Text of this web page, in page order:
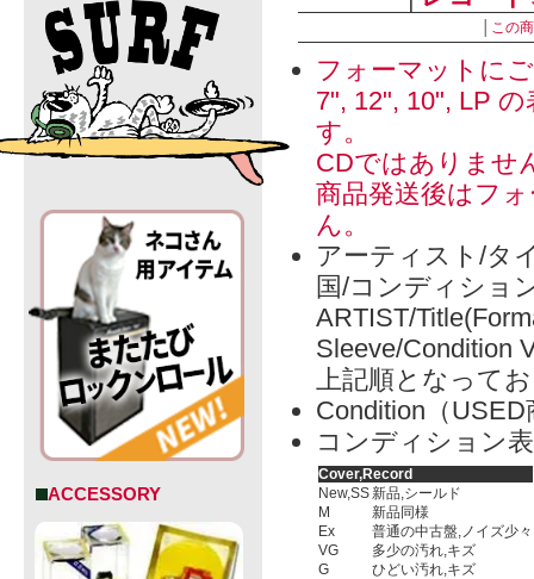
ACCESSORY
この
フォーマットに
7", 12", 10", LP
す。
CDではありませ
商品発送後はフ
ん。
アーティスト/タ
国/コンディショ
ARTIST/
Sleeve/Condition
上記順となって
Condition（
コンディション
Cover,Record
New,SS新品,シールド
M
新品同様
Ex
普通の中古盤,ノイズ少々
VG
多少の汚れ,キズ
G
ひどい汚れ,キズ